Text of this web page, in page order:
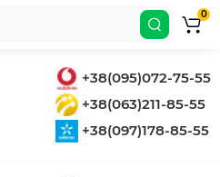
+38(095)072-75-55
+38(063)211-85-55
+38(097)178-85-55
0